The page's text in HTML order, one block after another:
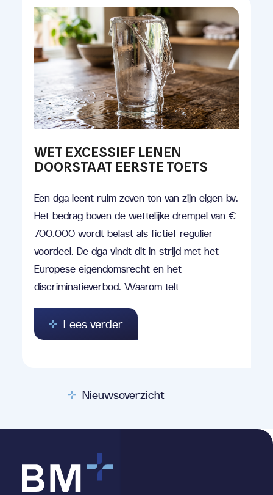
Nieuwsoverzicht
WET EXCESSIEF LENEN
DOORSTAAT EERSTE TOETS
Een dga leent ruim zeven ton van zijn eigen bv.
Het bedrag boven de wettelijke drempel van €
700.000 wordt belast als fictief regulier
voordeel. De dga vindt dit in strijd met het
Europese eigendomsrecht en het
discriminatieverbod. Waarom telt
Lees verder